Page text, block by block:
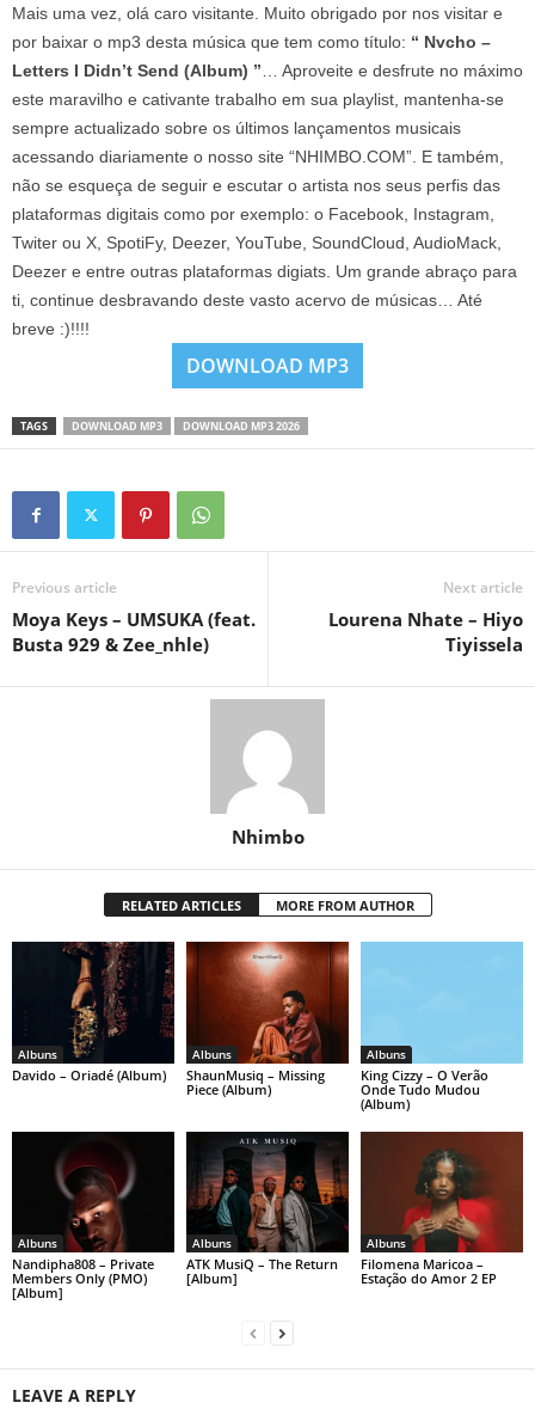
Mais uma vez, olá caro visitante. Muito obrigado por nos visitar e
por baixar o mp3 desta música que tem como título: “ Nvcho –
Letters I Didn’t Send (Album) ” … Aproveite e desfrute no máximo
este maravilho e cativante trabalho em sua playlist, mantenha-se
sempre actualizado sobre os últimos lançamentos musicais
acessando diariamente o nosso site “NHIMBO.COM”. E também,
não se esqueça de seguir e escutar o artista nos seus perfis das
plataformas digitais como por exemplo: o Facebook, Instagram,
Twiter ou X, SpotiFy, Deezer, YouTube, SoundCloud, AudioMack,
Deezer e entre outras plataformas digiats. Um grande abraço para
ti, continue desbravando deste vasto acervo de músicas… Até
breve :)!!!!
DOWNLOAD MP3
TAGS DOWNLOAD MP3 DOWNLOAD MP3 2026
Previous article
Moya Keys – UMSUKA (feat.
Busta 929 & Zee_nhle)
Next article
Lourena Nhate – Hiyo
Tiyissela
Nhimbo
RELATED ARTICLES MORE FROM AUTHOR
Albuns
Davido – Oriadé (Album)
Albuns
ShaunMusiq – Missing
Piece (Album)
Albuns
King Cizzy – O Verão
Onde Tudo Mudou
(Album)
Albuns
Nandipha808 – Private
Members Only (PMO)
[Album]
Albuns
ATK MusiQ – The Return
[Album]
Albuns
Filomena Maricoa –
Estação do Amor 2 EP
LEAVE A REPLY